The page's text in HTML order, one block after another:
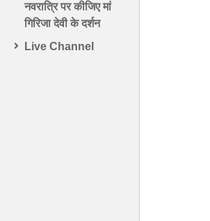
नवरात्रि पर कीजिए मां
गिरिजा देवी के दर्शन
Live Channel